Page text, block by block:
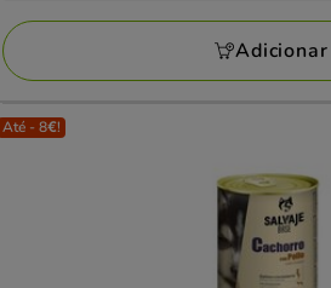
avaliações
58.08€
Adicionar
Até - 8€!